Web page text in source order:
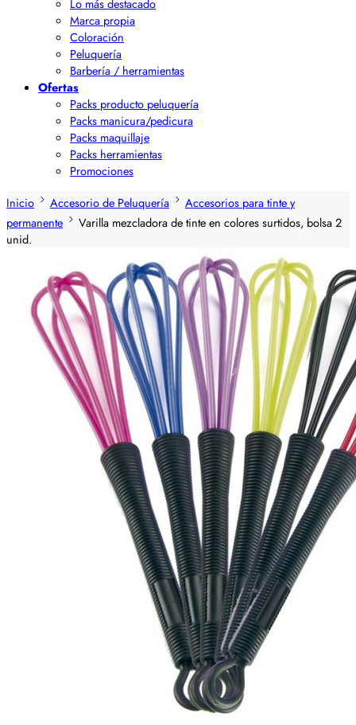
Lo más destacado
Marca propia
Coloración
Peluquería
Barbería / herramientas
Ofertas
Packs producto peluquería
Packs manicura/pedicura
Packs maquillaje
Packs herramientas
Promociones
Inicio
Accesorio de Peluquería
Accesorios para tinte y
permanente
Varilla mezcladora de tinte en colores surtidos, bolsa 2
unid.